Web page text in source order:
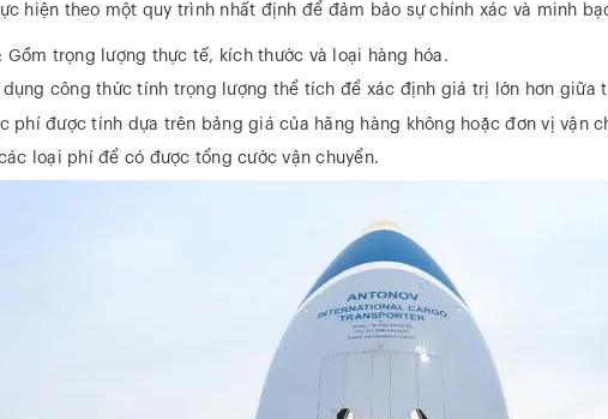
hiện theo một quy trình nhất định để đảm bảo sự chính xác và minh
Gồm trọng lượng thực tế, kích thước và loại hàng hóa.
công thức tính trọng lượng thể tích để xác định giá trị lớn hơn
phí được tính dựa trên bảng giá của hãng hàng không hoặc đơn vị vận
loại phí để có được tổng cước vận chuyển.